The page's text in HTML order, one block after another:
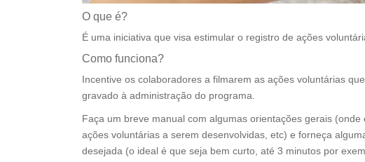
O que é?
É uma iniciativa que visa estimular o registro de ações
Como funciona?
Incentive os colaboradores a filmarem as ações voluntárias
gravado à administração do programa.
Faça um breve manual com algumas orientações gerais
ações voluntárias a serem desenvolvidas, etc) e forneça
desejada (o ideal é que seja bem curto, até 3 minutos por